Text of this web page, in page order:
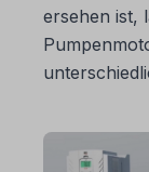
ersehen ist,